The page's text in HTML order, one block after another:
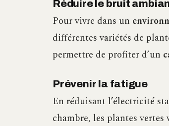
Réduire le bruit
Pour vivre dans un
différentes variétés de
permettre de profiter d’un
Prévenir la fatigue
En réduisant l’électricité
chambre, les plantes